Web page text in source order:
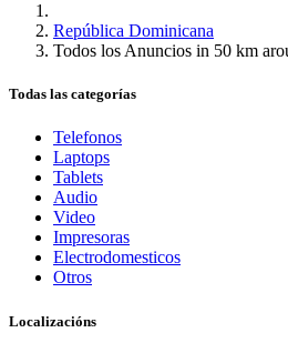
República Dominicana
Todos los Anuncios in 50 km
Todas las categorías
Telefonos
Laptops
Tablets
Audio
Video
Impresoras
Electrodomesticos
Otros
Localizacións